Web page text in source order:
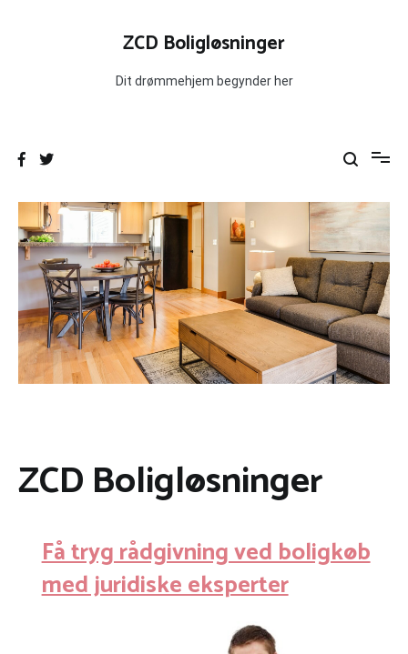
ZCD Boligløsninger
Dit drømmehjem begynder her
ZCD Boligløsninger
Få tryg rådgivning ved boligkøb
med juridiske eksperter